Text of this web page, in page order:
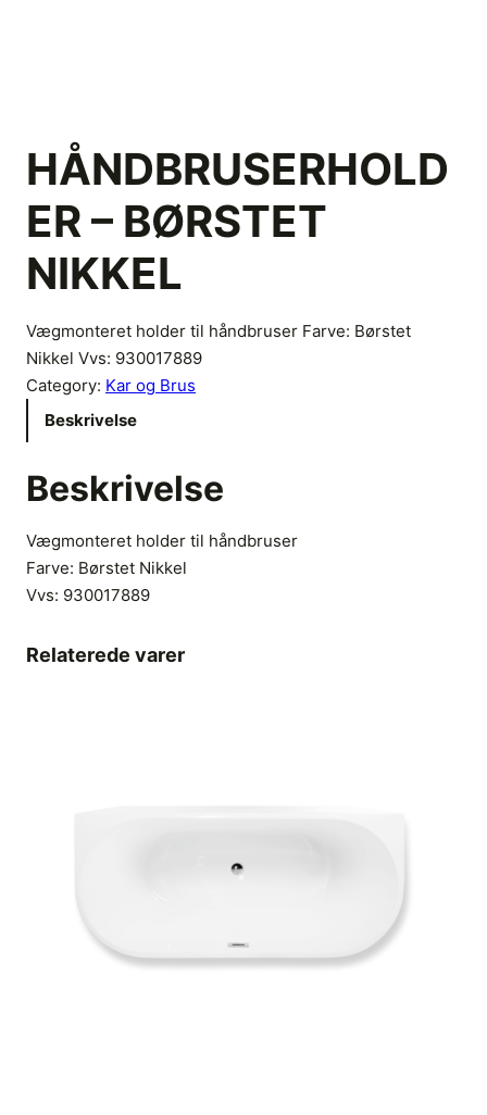
HÅNDBRUSERHOLD
ER – BØRSTET
NIKKEL
Vægmonteret holder til håndbruser Farve: Børstet
Nikkel Vvs: 930017889
Category: Kar og Brus
Beskrivelse
Beskrivelse
Vægmonteret holder til håndbruser
Farve: Børstet Nikkel
Vvs: 930017889
Relaterede varer